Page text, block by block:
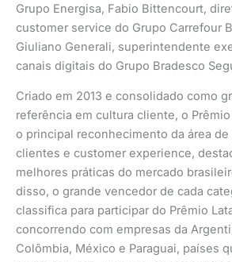
Grupo Energisa, Fabio Bittencourt,
customer service do Grupo Carrefour
Giuliano Generali, superintendente
canais digitais do Grupo Bradesco
Criado em 2013 e consolidado como
referência em cultura cliente, o
o principal reconhecimento da área de
clientes e customer experience,
melhores práticas do mercado
disso, o grande vencedor de cada
classifica para participar do Prêmio
concorrendo com empresas da
Colômbia, México e Paraguai, países